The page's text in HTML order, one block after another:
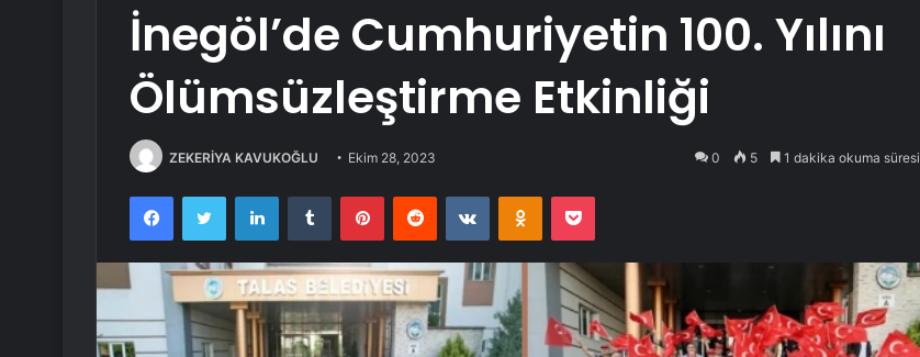
İnegöl’de Cumhuriyetin 100. Yılını
Ölümsüzleştirme Etkinliği
ZEKERİYA KAVUKOĞLU Ekim 28, 2023 0 5 1 dakika okuma süresi
FacebookTwitter LinkedInTumblr PinterestReddit VKontakteOdnoklassniki
Pocket